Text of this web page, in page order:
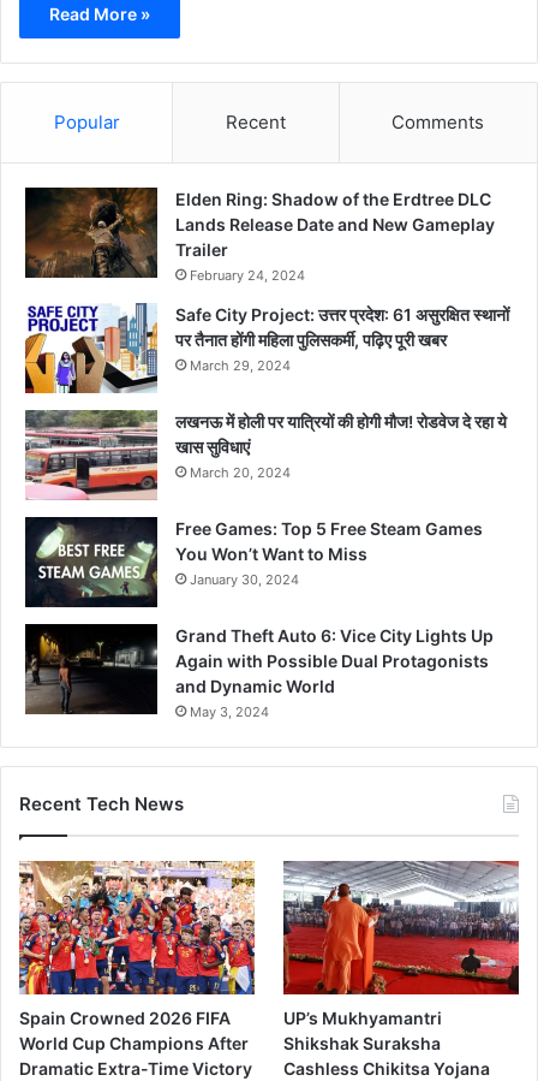
Read More »
Popular Recent Comments
Elden Ring: Shadow of the Erdtree DLC
Lands Release Date and New Gameplay
Trailer
February 24, 2024
Safe City Project: उत्तर प्रदेश: 61 असुरक्षित स्थानों
पर तैनात होंगी महिला पुलिसकर्मी, पढ़िए पूरी खबर
March 29, 2024
लखनऊ में होली पर यात्रियों की होगी मौज! रोडवेज दे रहा ये
खास सुविधाएं
March 20, 2024
Free Games: Top 5 Free Steam Games
You Won’t Want to Miss
January 30, 2024
Grand Theft Auto 6: Vice City Lights Up
Again with Possible Dual Protagonists
and Dynamic World
May 3, 2024
Recent Tech News
Spain Crowned 2026 FIFA
World Cup Champions After
Dramatic Extra-Time Victory
UP’s Mukhyamantri
Shikshak Suraksha
Cashless Chikitsa Yojana